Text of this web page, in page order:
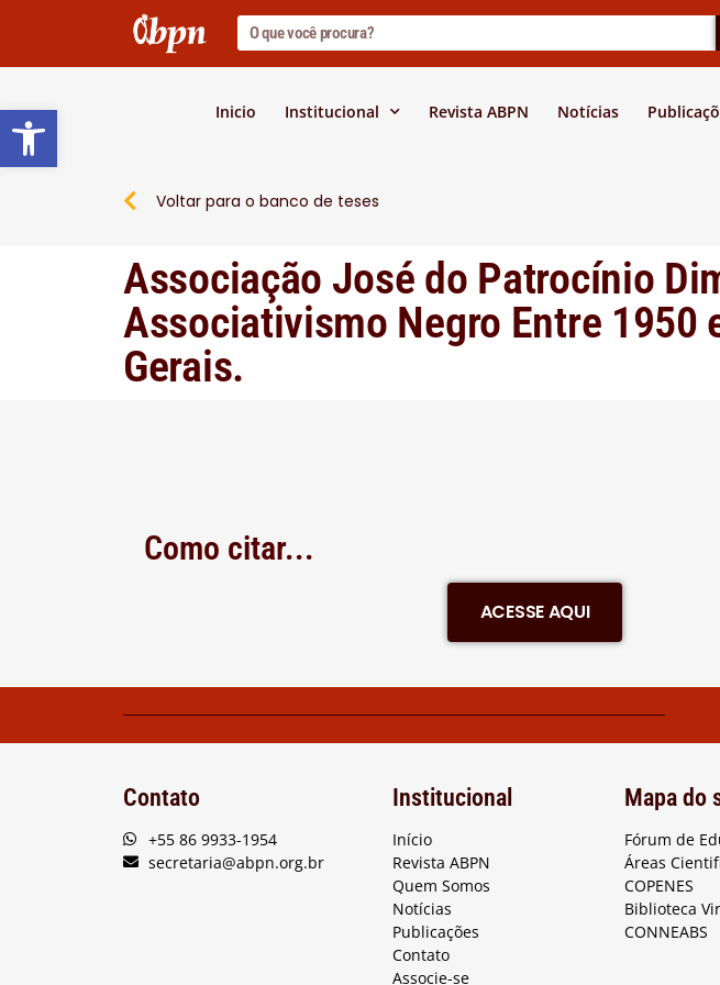
Barra de Ferramentas Aberta
Inicio Institucional Revista ABPN Notícias
Voltar para o banco de teses
Associação José do Patrocínio
Associativismo Negro Entre 1950
Gerais.
Como citar...
ACESSE AQUI
Contato
+55 86 9933-1954
secretaria@abpn.org.br
Institucional
Início
Revista ABPN
Quem Somos
Notícias
Publicações
Contato
Associe-se
Mapa do
Fórum de
Áreas
COPENES
Biblioteca
CONNEABS